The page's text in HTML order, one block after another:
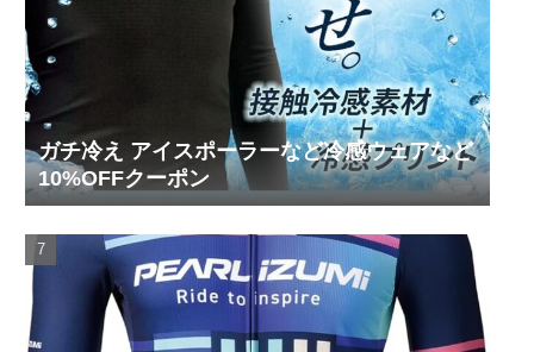
ガチ冷え アイスポーラーなど冷感ウェアなど
10%OFFクーポン